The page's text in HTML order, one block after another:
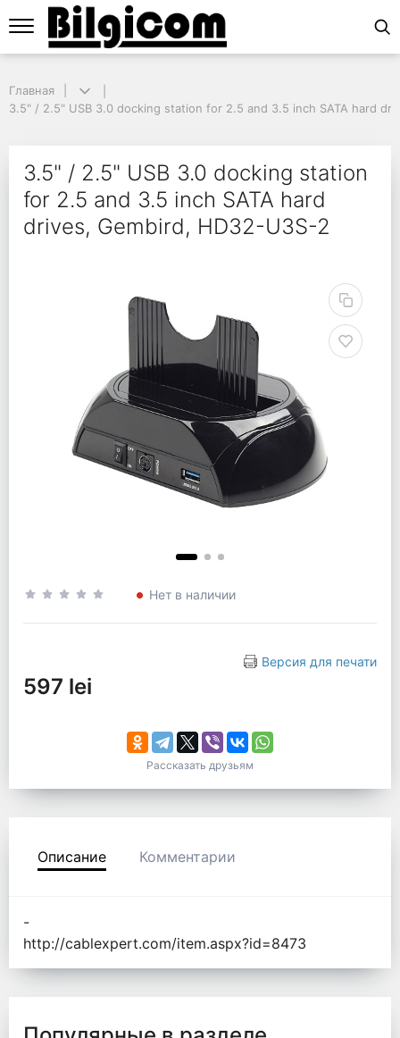
3.5" / 2.5" USB 3.0 docking station for 2.5 and 3.5 inch SATA hard
3.5" / 2.5" USB 3.0
Главная
3.5" / 2.5" USB 3.0 docking station for 2.5 and 3.5 inch SATA hard
3.5" / 2.5" USB 3.0 docking station
for 2.5 and 3.5 inch SATA hard
drives, Gembird, HD32-U3S-2
Нет в наличии
Версия для печати
597 lei
Рассказать друзьям
Описание Комментарии
-
http://cablexpert.com/item.aspx?id=8473